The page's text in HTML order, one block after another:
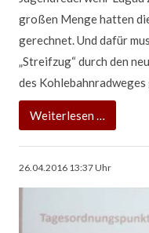
Ortsfeuerwehr Lugau
der im Augenblick
Weiterlesen …
„Die
Stadt
hat
großen Menge hatten
gerechnet. Und dafür
„Streifzug“ durch den
des Kohlebahnradweges
Weiterlesen …
dem
26.04.2016 13:37Uhr